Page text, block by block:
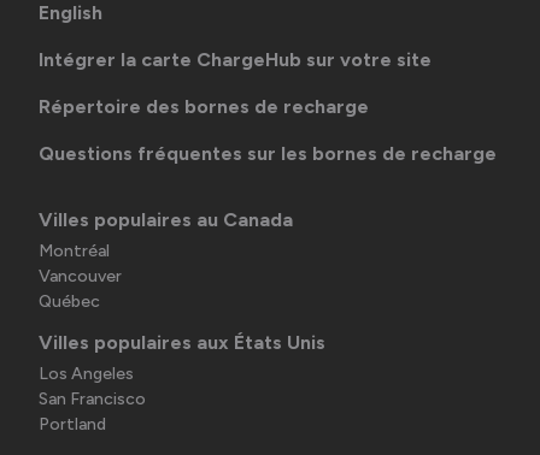
English
Intégrer la carte ChargeHub sur votre site
Répertoire des bornes de recharge
Questions fréquentes sur les bornes de recharge
Villes populaires au Canada
Montréal
Vancouver
Québec
Villes populaires aux États Unis
Los Angeles
San Francisco
Portland